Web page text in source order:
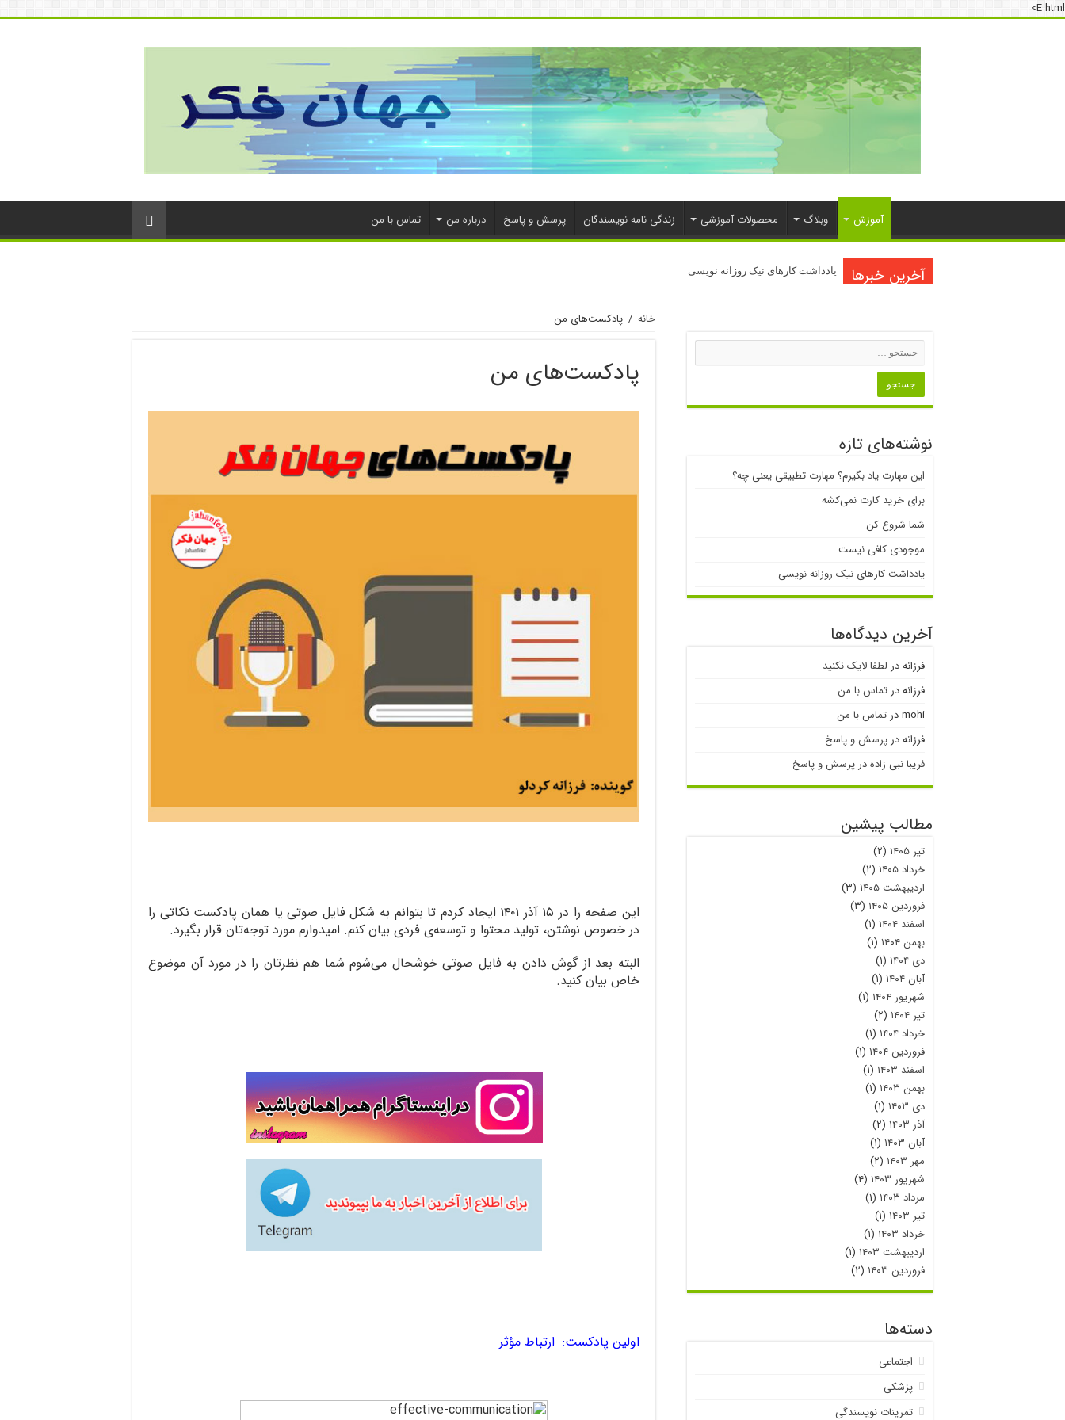
E html>
آموزش وبلاگ محصولات آموزشی زندگی نامه نویسندگان پرسش و پاسخ درباره من تماس با من
آخرین خبرها یادداشت کارهای نیک روزانه نویسی
دسترسی به اینترنت پرو
خانه / پادکست‌های من
پادکست‌های من
این صفحه را در ۱۵ آذر ۱۴۰۱ ایجاد کردم تا بتوانم به شکل فایل صوتی یا همان پادکست نکاتی را
در خصوص نوشتن، تولید محتوا و توسعه‌ی فردی بیان کنم. امیدوارم مورد توجه‌تان قرار بگیرد.
البته بعد از گوش دادن به فایل صوتی خوشحال می‌شوم شما هم نظرتان را در مورد آن موضوع
خاص بیان کنید.
اولین پادکست: ارتباط مؤثر
نوشته‌های تازه
این مهارت یاد بگیرم؟ مهارت تطبیقی یعنی چه؟
برای خرید کارت نمی‌‌کشه
شما شروع کن
موجودی کافی نیست
یادداشت کارهای نیک روزانه نویسی
آخرین دیدگاه‌ها
فرزانهدر لطفا لایک نکنید
فرزانهدر تماس با من
mohiدر تماس با من
فرزانهدر پرسش و پاسخ
فریبا نبی زادهدر پرسش و پاسخ
مطالب پیشین
تیر ۱۴۰۵
(۲)
خرداد ۱۴۰۵
(۲)
اردیبهشت ۱۴۰۵
(۳)
فروردین ۱۴۰۵
(۳)
اسفند ۱۴۰۴
(۱)
بهمن ۱۴۰۴
(۱)
دی ۱۴۰۴
(۱)
آبان ۱۴۰۴
(۱)
شهریور ۱۴۰۴
(۱)
تیر ۱۴۰۴
(۲)
خرداد ۱۴۰۴
(۱)
فروردین ۱۴۰۴
(۱)
اسفند ۱۴۰۳
(۱)
بهمن ۱۴۰۳
(۱)
دی ۱۴۰۳
(۱)
آذر ۱۴۰۳
(۲)
آبان ۱۴۰۳
(۱)
مهر ۱۴۰۳
(۲)
شهریور ۱۴۰۳
(۴)
مرداد ۱۴۰۳
(۱)
تیر ۱۴۰۳
(۱)
خرداد ۱۴۰۳
(۱)
اردیبهشت ۱۴۰۳
(۱)
فروردین ۱۴۰۳
(۲)
دسته‌ها
اجتماعی
پزشکی
تمرینات نویسندگی